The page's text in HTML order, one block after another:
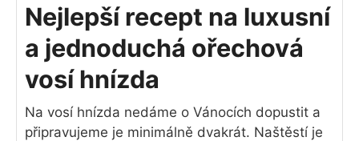
Nejlepší recept na luxusní
a jednoduchá ořechová
vosí hnízda
Na vosí hnízda nedáme o Vánocích dopustit a
připravujeme je minimálně dvakrát. Naštěstí je